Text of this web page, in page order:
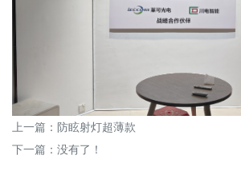
上一篇： 防眩射灯超薄款
下一篇：没有了！